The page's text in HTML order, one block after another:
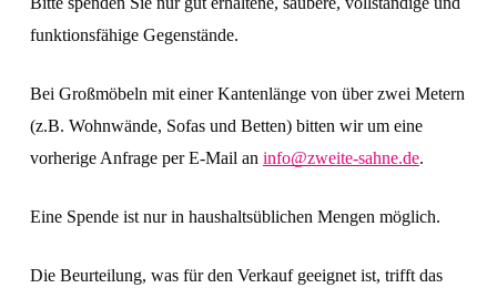
funktionsfähige Gegenstände.
Bei Großmöbeln mit einer Kantenlänge von über zwei Metern
(z.B. Wohnwände, Sofas und Betten) bitten wir um eine
vorherige Anfrage per E-Mail an info@zweite-sahne.de.
Eine Spende ist nur in haushaltsüblichen Mengen möglich.
Die Beurteilung, was für den Verkauf geeignet ist, trifft das